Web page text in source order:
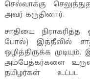
செல்வாக்கு
அவர் கருதினார்.
சாதியை
போல்) இத்தீவில்
ஒழித்திருக்க
அம்பேத்கர்களை
தமிழர்கள் உட்பட